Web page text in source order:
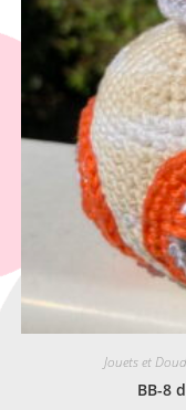
Jouets et
BB-8